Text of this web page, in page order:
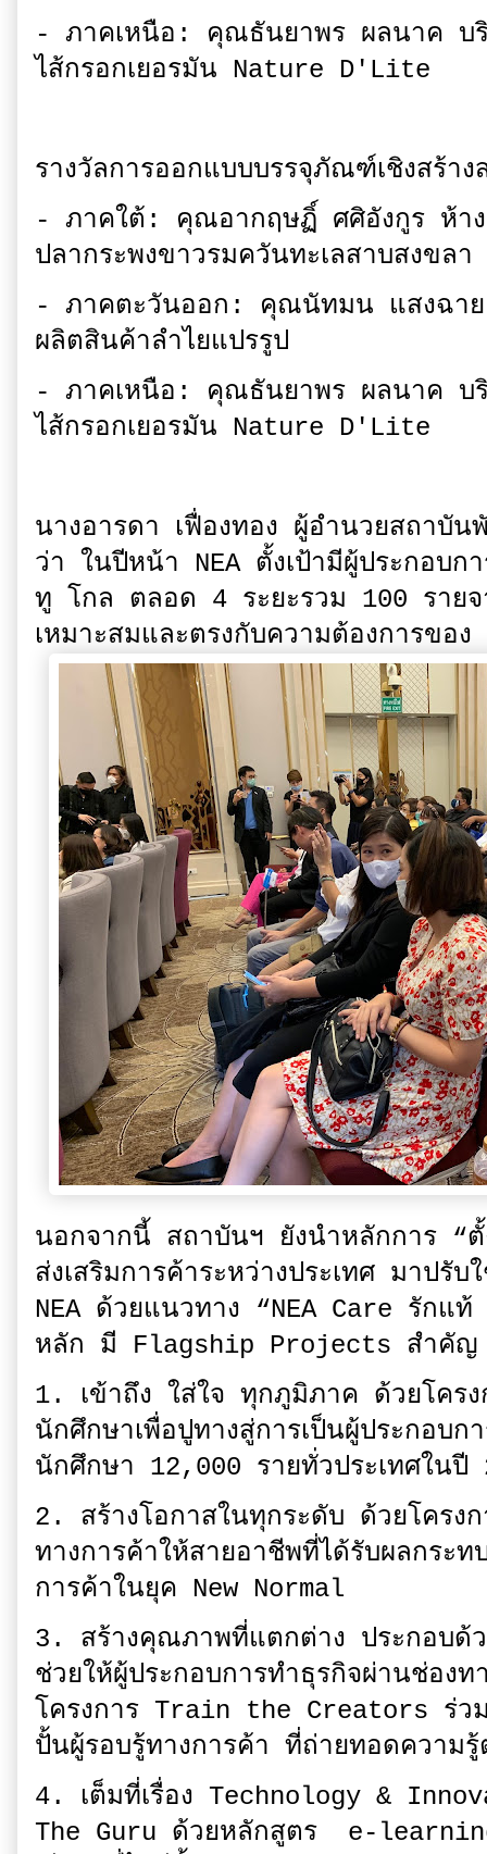
- ภาคเหนือ: คุณธันยาพร ผลนาค บ
ไส้กรอกเยอรมัน Nature D'Lite
รางวัลการออกแบบบรรจุภัณฑ์เชิงสร้า
- ภาคใต้: คุณอากฤษฏิ์ ศศิอังกูร ห้า
ปลากระพงขาวรมควันทะเลสาบสงขลา
- ภาคตะวันออก: คุณนัทมน แสงฉา
ผลิตสินค้าลำไยแปรรูป
- ภาคเหนือ: คุณธันยาพร ผลนาค บ
ไส้กรอกเยอรมัน Nature D'Lite
นางอารดา เฟื่องทอง ผู้อำนวยสถาบั
ว่า ในปีหน้า NEA ตั้งเป้ามีผู้ประกอบก
ทู โกล ตลอด 4 ระยะรวม 100 รายจ
เหมาะสมและตรงกับความต้องการขอ
นอกจากนี้ สถาบันฯ ยังนำหลักการ “
ส่งเสริมการค้าระหว่างประเทศ มาปรั
NEA ด้วยแนวทาง “NEA Care รักแ
หลัก มี Flagship Projects สำคัญ
1. เข้าถึง ใส่ใจ ทุกภูมิภาค ด้วยโคร
นักศึกษาเพื่อปูทางสู่การเป็นผู้ประกอบ
นักศึกษา 12,000 รายทั่วประเทศในปี
2. สร้างโอกาสในทุกระดับ ด้วยโครง
ทางการค้าให้สายอาชีพที่ได้รับผลกระ
การค้าในยุค New Normal
3. สร้างคุณภาพที่แตกต่าง ประกอบ
ช่วยให้ผู้ประกอบการทำธุรกิจผ่านช่อง
โครงการ Train the Creators ร่ว
ปั้นผู้รอบรู้ทางการค้า ที่ถ่ายทอดความรู้
4. เต็มที่เรื่อง Technology &
The Guru ด้วยหลักสูตร e-